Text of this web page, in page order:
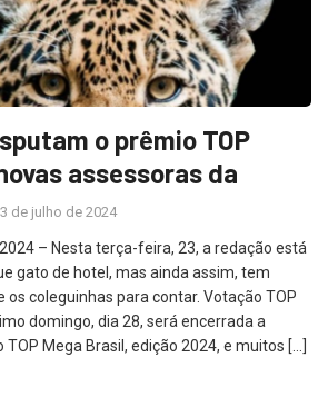
o prêmio TOP
assessoras da
de julho de 2024
– Nesta terça-feira, 23, a redação está
gato de hotel, mas ainda assim, tem
os coleguinhas para contar. Votação TOP
domingo, dia 28, será encerrada a
Mega Brasil, edição 2024, e muitos […]